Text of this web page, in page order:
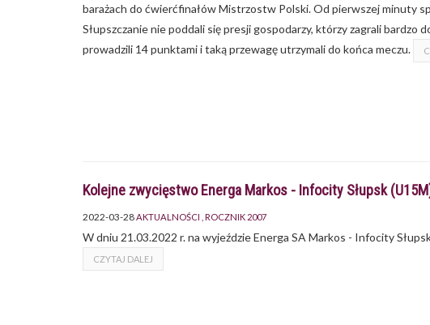
barażach do ćwierćfinałów Mistrzostw Polski. Od pierwszej minuty
Słupszczanie nie poddali się presji gospodarzy, którzy zagrali bardzo
prowadzili 14 punktami i taką przewagę utrzymali do końca meczu.
Kolejne zwycięstwo Energa Markos - Infocity Słupsk
2022-03-28AKTUALNOŚCI ROCZNIK 2007
W dniu 21.03.2022 r. na wyjeździe Energa SA Markos - Infocity
CZYTAJ DALEJ